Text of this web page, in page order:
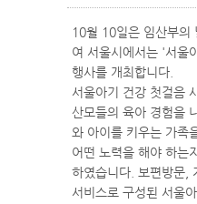
10월 10일은 임산부의
여 서울시에서는 '서울
행사를 개최합니다.
서울아기 건강 첫걸음
산모들의 육아 경험을
와 아이를 키우는 가족
어떤 노력을 해야 하는
하였습니다. 보편방문,
서비스로 구성된 서울